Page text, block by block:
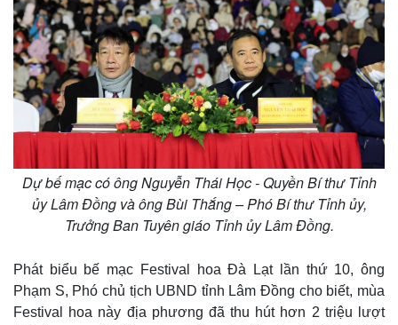
Thế giới
Quan sát
Hồ sơ
Multimedia
Video
E-Magazine
Infographic
Dự bế mạc có ông Nguyễn Thái Học - Quyền Bí thư Tỉnh
ủy Lâm Đồng và ông Bùi Thắng – Phó Bí thư Tỉnh ủy,
Trưởng Ban Tuyên giáo Tỉnh ủy Lâm Đồng.
Phát biểu bế mạc Festival hoa Đà Lạt lần thứ 10, ông
Phạm S, Phó chủ tịch UBND tỉnh Lâm Đồng cho biết, mùa
Festival hoa này địa phương đã thu hút hơn 2 triệu lượt